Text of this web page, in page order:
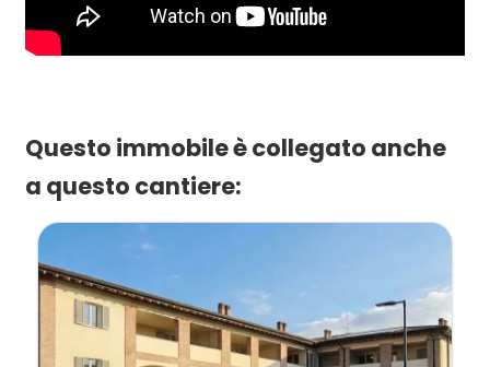
Questo immobile è collegato anche
a questo cantiere: